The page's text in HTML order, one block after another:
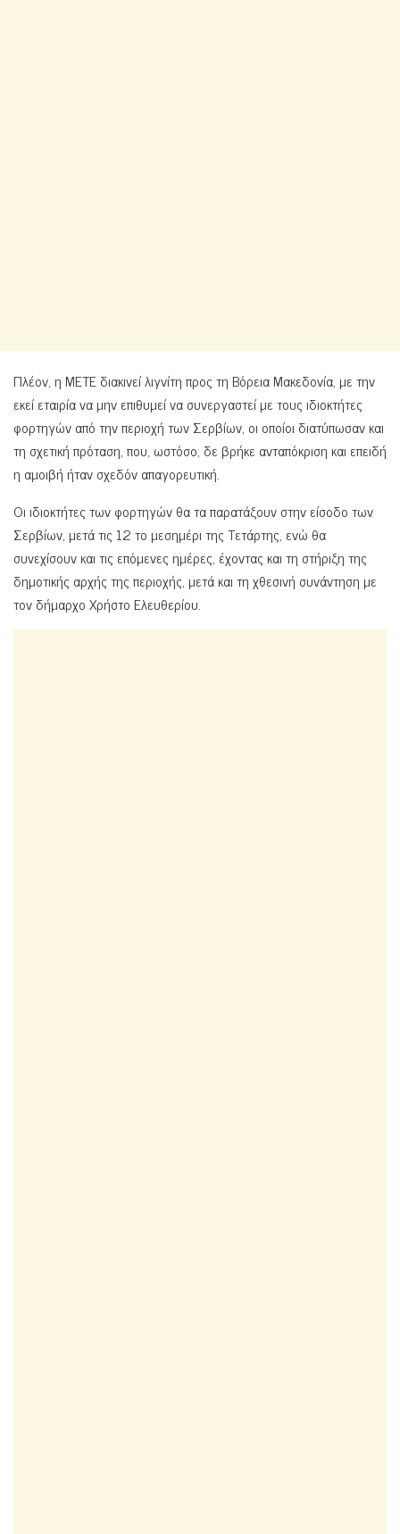
Πλέον, η ΜΕΤΕ διακινεί λιγνίτη προς τη Βόρεια Μακεδονία, με την
εκεί εταιρία να μην επιθυμεί να συνεργαστεί με τους ιδιοκτήτες
φορτηγών από την περιοχή των Σερβίων, οι οποίοι διατύπωσαν και
τη σχετική πρόταση, που, ωστόσο, δε βρήκε ανταπόκριση και επειδή
η αμοιβή ήταν σχεδόν απαγορευτική.
Οι ιδιοκτήτες των φορτηγών θα τα παρατάξουν στην είσοδο των
Σερβίων, μετά τις 12 το μεσημέρι της Τετάρτης, ενώ θα
συνεχίσουν και τις επόμενες ημέρες, έχοντας και τη στήριξη της
δημοτικής αρχής της περιοχής, μετά και τη χθεσινή συνάντηση με
τον δήμαρχο Χρήστο Ελευθερίου.